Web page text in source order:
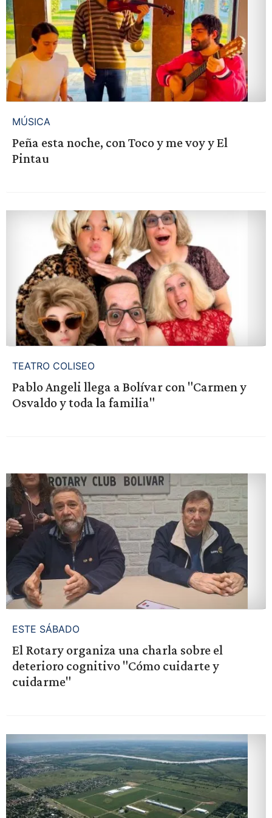
MÚSICA
Peña esta noche, con Toco y me voy y El
Pintau
TEATRO COLISEO
Pablo Angeli llega a Bolívar con "Carmen y
Osvaldo y toda la familia"
ESTE SÁBADO
El Rotary organiza una charla sobre el
deterioro cognitivo "Cómo cuidarte y
cuidarme"